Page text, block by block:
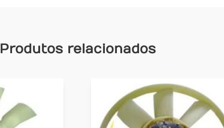
Produtos relacionados